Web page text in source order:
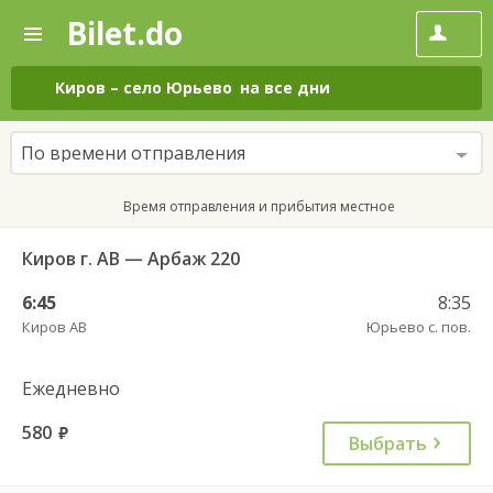
—
Поиск
и
покупка
билетов
на
автобус
онлайн
Bilet.do
Киров – село Юрьево на все дни
По времени отправления
Время отправления и прибытия местное
Киров г. АВ — Арбаж 220
6:45
Киров АВ
8:35
Юрьево с. пов.
Ежедневно
580 руб. Выбрать